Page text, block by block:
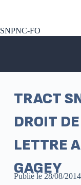
SNPNC-FO
TRACT
DROIT
LETTRE
GAGEY
Publié le 28/08/2014